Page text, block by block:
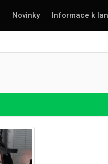
Novinky Informace k lan